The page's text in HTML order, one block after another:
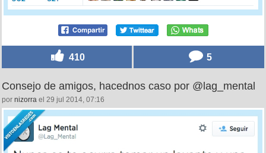
410 5
Consejo de amigos, hacednos caso por @lag_mental
por nizorra el 29 jul 2014, 07:16